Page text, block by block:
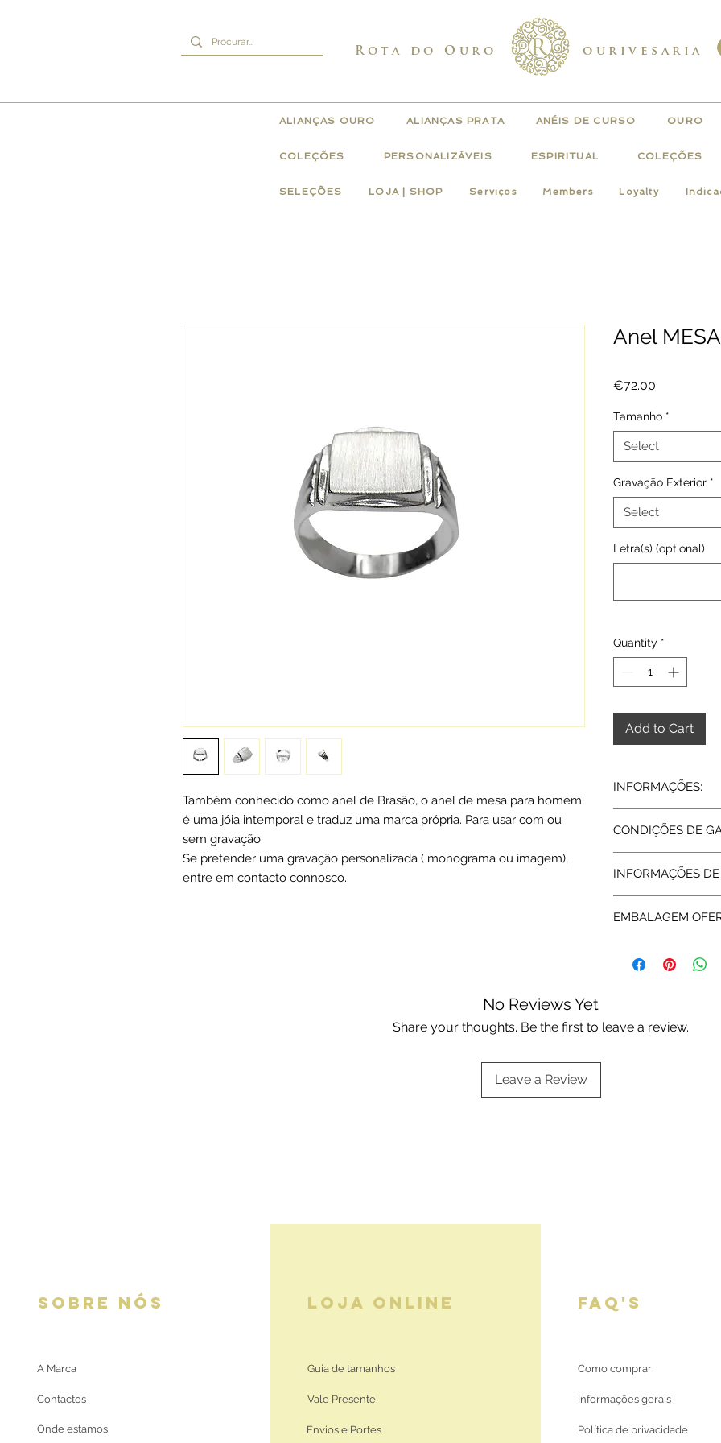
Rota do Ouro ourivesaria
ALIANÇAS OURO ALIANÇAS PRATA ANÉIS DE CURSO OURO
COLEÇÕES PERSONALIZÁVEIS ESPIRITUAL COLEÇÕES
SELEÇÕES LOJA | SHOP Serviços Members Loyalty
Também conhecido como anel de Brasão, o anel de mesa para homem
é uma jóia intemporal e traduz uma marca própria. Para usar com ou
sem gravação.
Se pretender uma gravação personalizada ( monograma ou imagem),
entre em contacto connosco.
Anel
€72.00
Tamanho *
Select
Gravação Exterior *
Select
Letra(s) (optional)
Quantity *
Add to Cart
INFORMAÇÕES:
Branco
Mesa 10 X 10mm
Peso médio: 6 grs
CONDIÇÕES DE
abrangidos pela
assegurada pelas
da garantia a Rota
INFORMAÇÕES
EMBALAGEM
ou da marca.
No Reviews Yet
Share your thoughts. Be the first to leave a review.
Leave a Review
SOBRE NÓS
A Marca
Contactos
Onde estamos
LOJA ONLINE
Guia de tamanhos
Vale Presente
Envios e Portes
FAQ'S
Como comprar
Informações gerais
Política de privacidade